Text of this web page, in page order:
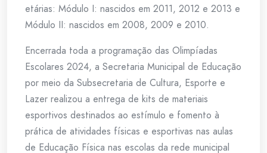
etárias: Módulo I: nascidos em 2011, 2012 e 2013 e
Módulo II: nascidos em 2008, 2009 e 2010.
Encerrada toda a programação das Olimpíadas
Escolares 2024, a Secretaria Municipal de Educação
por meio da Subsecretaria de Cultura, Esporte e
Lazer realizou a entrega de kits de materiais
esportivos destinados ao estímulo e fomento à
prática de atividades físicas e esportivas nas aulas
de Educação Física nas escolas da rede municipal